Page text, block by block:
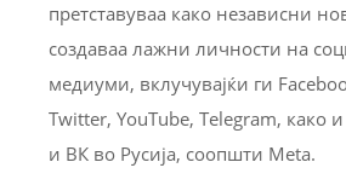
претставуваа како независни
создаваа лажни личности на
медиуми, вклучувајќи ги
Twitter, YouTube, Telegram, како
и ВК во Русија, соопшти Meta.